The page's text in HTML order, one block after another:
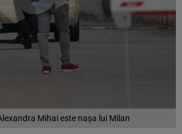
Mihai este naşa lui Milan